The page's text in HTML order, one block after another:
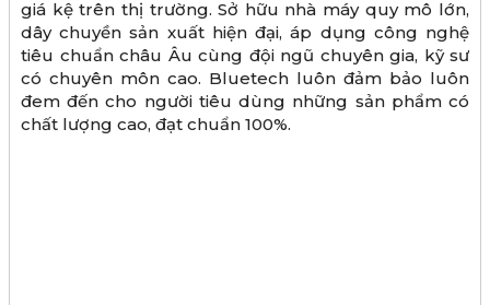
giá kệ trên thị trường. Sở hữu nhà máy quy mô lớn,
dây chuyền sản xuất hiện đại, áp dụng công nghệ
tiêu chuẩn châu Âu cùng đội ngũ chuyên gia, kỹ sư
có chuyên môn cao. Bluetech luôn đảm bảo luôn
đem đến cho người tiêu dùng những sản phẩm có
chất lượng cao, đạt chuẩn 100%.